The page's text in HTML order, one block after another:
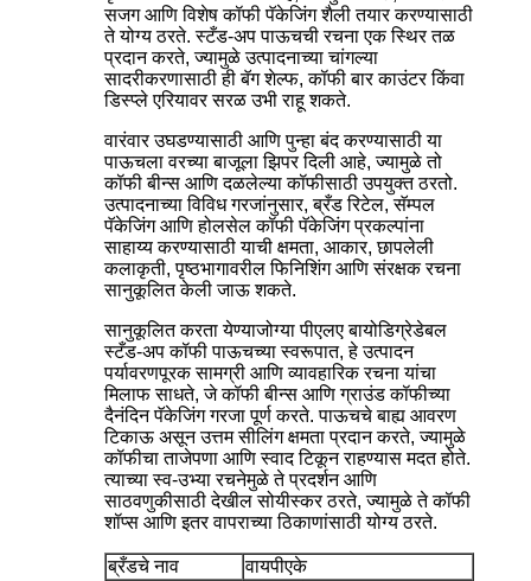
सजग आणि विशेष कॉफी पॅकेजिंग शैली तयार करण्यासाठी
ते योग्य ठरते. स्टँड-अप पाऊचची रचना एक स्थिर तळ
प्रदान करते, ज्यामुळे उत्पादनाच्या चांगल्या
सादरीकरणासाठी ही बॅग शेल्फ, कॉफी बार काउंटर किंवा
डिस्प्ले एरियावर सरळ उभी राहू शकते.
वारंवार उघडण्यासाठी आणि पुन्हा बंद करण्यासाठी या
पाऊचला वरच्या बाजूला झिपर दिली आहे, ज्यामुळे तो
कॉफी बीन्स आणि दळलेल्या कॉफीसाठी उपयुक्त ठरतो.
उत्पादनाच्या विविध गरजांनुसार, ब्रँड रिटेल, सॅम्पल
पॅकेजिंग आणि होलसेल कॉफी पॅकेजिंग प्रकल्पांना
साहाय्य करण्यासाठी याची क्षमता, आकार, छापलेली
कलाकृती, पृष्ठभागावरील फिनिशिंग आणि संरक्षक रचना
सानुकूलित केली जाऊ शकते.
सानुकूलित करता येण्याजोग्या पीएलए बायोडिग्रेडेबल
स्टँड-अप कॉफी पाऊचच्या स्वरूपात, हे उत्पादन
पर्यावरणपूरक सामग्री आणि व्यावहारिक रचना यांचा
मिलाफ साधते, जे कॉफी बीन्स आणि ग्राउंड कॉफीच्या
दैनंदिन पॅकेजिंग गरजा पूर्ण करते. पाऊचचे बाह्य आवरण
टिकाऊ असून उत्तम सीलिंग क्षमता प्रदान करते, ज्यामुळे
कॉफीचा ताजेपणा आणि स्वाद टिकून राहण्यास मदत होते.
त्याच्या स्व-उभ्या रचनेमुळे ते प्रदर्शन आणि
साठवणुकीसाठी देखील सोयीस्कर ठरते, ज्यामुळे ते कॉफी
शॉप्स आणि इतर वापराच्या ठिकाणांसाठी योग्य ठरते.
ब्रँडचे नाव
वायपीएके